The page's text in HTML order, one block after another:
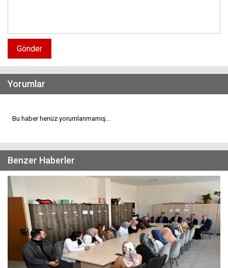
Gönder
Yorumlar
Bu haber henüz yorumlanmamış...
Benzer Haberler